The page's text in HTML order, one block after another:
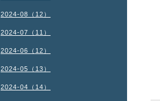
2024-08（12）
2024-07（11）
2024-06（12）
2024-05（13）
2024-04（14）